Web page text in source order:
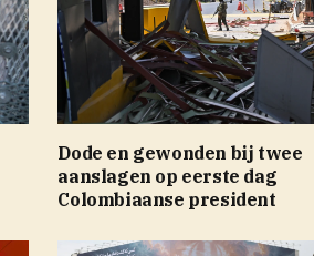
Dode en gewonden bij twee
aanslagen op eerste dag
Colombiaanse president